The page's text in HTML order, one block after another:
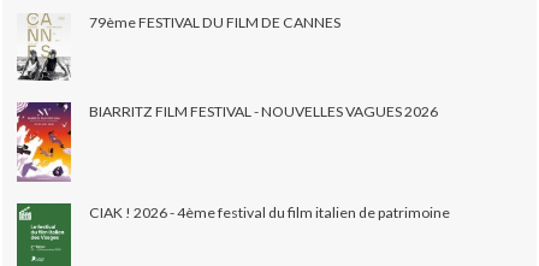
79ème FESTIVAL DU FILM DE CANNES
BIARRITZ FILM FESTIVAL - NOUVELLES VAGUES 2026
CIAK ! 2026 - 4ème festival du film italien de patrimoine